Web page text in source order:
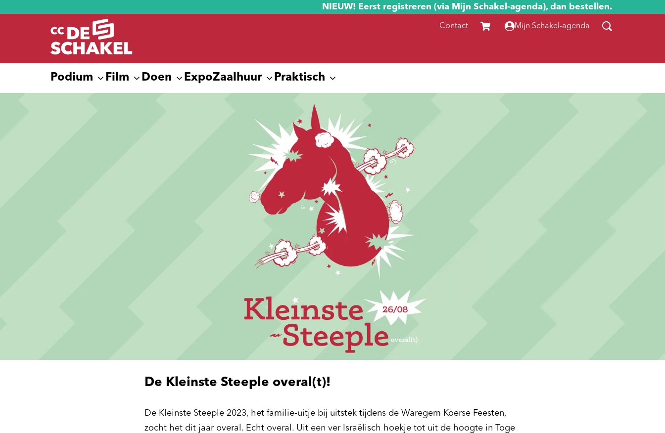
NIEUW! Eerst registreren (via Mijn Schakel-agenda), dan bestellen.
Contact Mijn Schakel-agenda
Podium Film Doen ExpoZaalhuur Praktisch
De Kleinste Steeple overal(t)!
De Kleinste Steeple 2023, het familie-uitje bij uitstek tijdens de Waregem Koerse Feesten,
zocht het dit jaar overal. Echt overal. Uit een ver Israëlisch hoekje tot uit de hoogte in Toge